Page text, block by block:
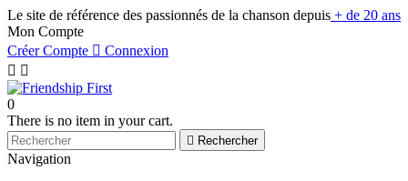
Le site de référence des passionnés de la chanson depuis + de 20 ans
Mon Compte
Créer Compte  Connexion
 
0
There is no item in your cart.
 Rechercher
Navigation